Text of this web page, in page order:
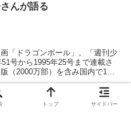
んが語る
「ドラゴンボール」。「週刊少
号から1995年25号まで連載さ
（2000万部）を含み国内で1億
ンボール初期は人気がなか
トップ サイドバー